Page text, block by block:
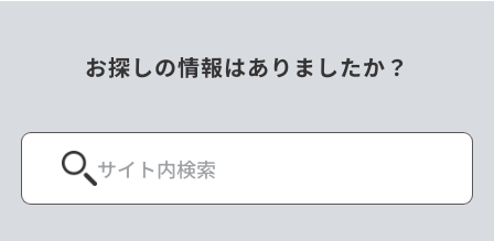
お探しの情報はありましたか？